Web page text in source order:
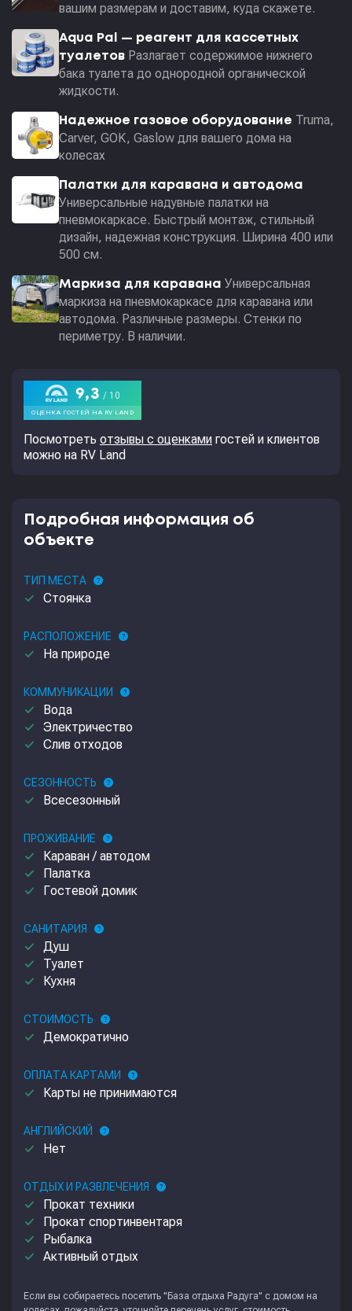
вашим размерам и доставим, куда скажете.
Aqua Pal — pеагент для кассетных
туалетов Разлагает содержимое нижнего
бака туалета до однородной органической
жидкости.
Надежное газовое оборудование Truma,
Carver, GOK, Gaslow для вашего дома на
колесах
Палатки для каравана и автодома
Универсальные надувные палатки на
пневмокаркасе. Быстрый монтаж, стильный
дизайн, надежная конструкция. Ширина 400 или
500 см.
Маркиза для каравана Универсальная
маркиза на пневмокаркасе для каравана или
автодома. Различные размеры. Стенки по
периметру. В наличии.
Посмотреть отзывы с оценками гостей и клиентов
можно на RV Land
Подробная информация об
объекте
ТИП МЕСТА help
done Стоянка
РАСПОЛОЖЕНИЕ help
done На природе
КОММУНИКАЦИИ help
done Вода
done Электричество
done Слив отходов
СЕЗОННОСТЬ help
done Всесезонный
ПРОЖИВАНИЕ help
done Караван / автодом
done Палатка
done Гостевой домик
САНИТАРИЯ help
done Душ
done Туалет
done Кухня
СТОИМОСТЬ help
done Демократично
ОПЛАТА КАРТАМИ help
done Карты не принимаются
АНГЛИЙСКИЙ help
done Нет
ОТДЫХ И РАЗВЛЕЧЕНИЯ help
done Прокат техники
done Прокат спортинвентаря
done Рыбалка
done Активный отдых
Если вы собираетесь посетить "База отдыха Радуга" с домом на